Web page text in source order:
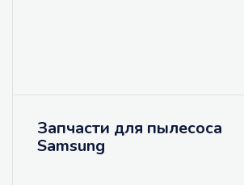
Запчасти для пылесоса
Samsung